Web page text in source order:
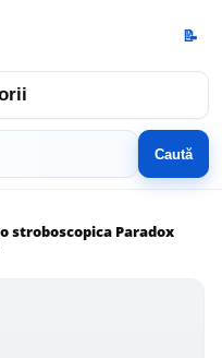
Caută
📝
stroboscopica Paradox